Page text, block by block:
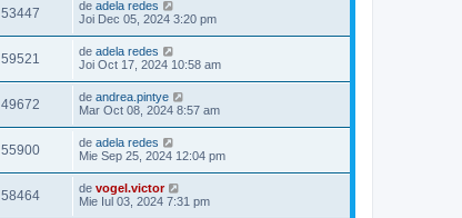
53447 de adela redes
Joi Dec 05, 2024 3:20 pm
59521 de adela redes
Joi Oct 17, 2024 10:58 am
49672 de andrea.pintye
Mar Oct 08, 2024 8:57 am
55900 de adela redes
Mie Sep 25, 2024 12:04 pm
58464 de vogel.victor
Mie Iul 03, 2024 7:31 pm